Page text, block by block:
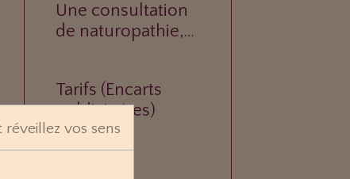
votre question.
Une consultation
de naturopathie,
Tarifs (Encarts
publicitaires)
réveillez vos sens